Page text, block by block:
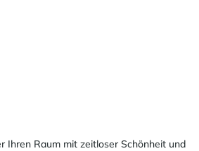
Ihren Raum mit zeitloser Schönheit und